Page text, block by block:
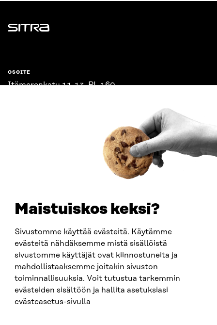
Maistuiskos keksi?
Sivustomme käyttää evästeitä. Käytämme
evästeitä nähdäksemme mistä sisällöistä
sivustomme käyttäjät ovat kiinnostuneita ja
mahdollistaaksemme joitakin sivuston
toiminnallisuuksia. Voit tutustua tarkemmin
evästeiden sisältöön ja hallita asetuksiasi
evästeasetus-sivulla
Sitra
OSOITE
Itämerenkatu 11-13, PL 160,
SITRA SOSIAALISESSA MEDIASSA
LinkedIn
Instagram
YouTube